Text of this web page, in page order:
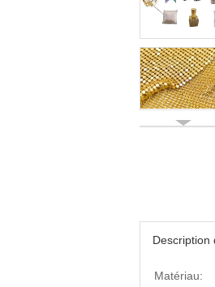
Description
Matériau: